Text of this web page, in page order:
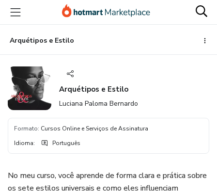
para
conteúdo
principal
para
pagamento
para
rodapé
Arquétipos e Estilo
Arquétipos e Estilo
Luciana Paloma Bernardo
Formato: Cursos Online e Serviços de Assinatura
Idioma: Português
No meu curso, você aprende de forma clara e prática sobre
os sete estilos universais e como eles influenciam